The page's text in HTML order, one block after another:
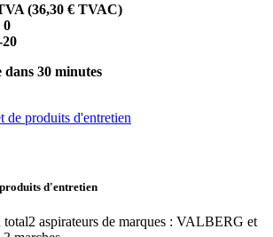
(36,30 € TVAC)
0
20
dans 30 minutes
d'entretien
aspirateurs de marques : VALBERG et